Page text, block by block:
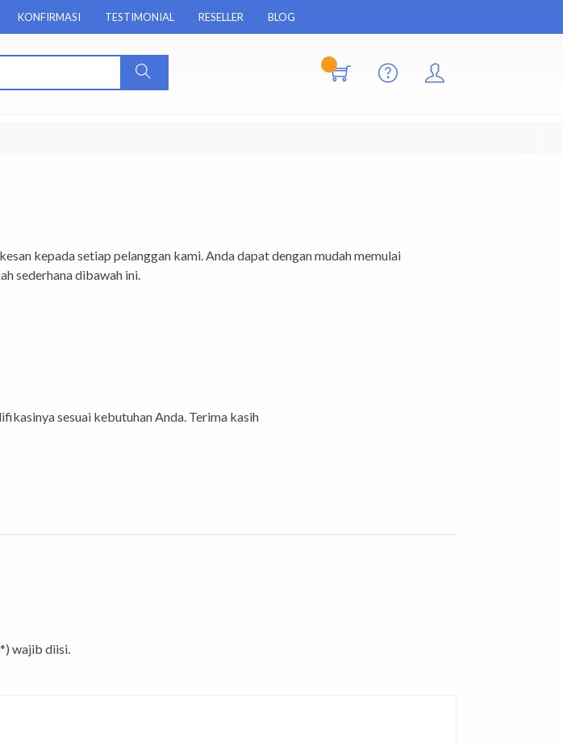
KONFIRMASI TESTIMONIAL RESELLER BLOG
kepada setiap pelanggan kami. Anda dapat dengan mudah memulai
sederhana dibawah ini.
sesuai kebutuhan Anda. Terima kasih
wajib diisi.